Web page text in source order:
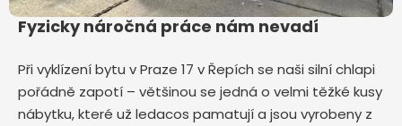
Fyzicky náročná práce nám nevadí
Při vyklízení bytu v Praze 17 v Řepích se naši silní chlapi
pořádně zapotí – většinou se jedná o velmi těžké kusy
nábytku, které už ledacos pamatují a jsou vyrobeny z